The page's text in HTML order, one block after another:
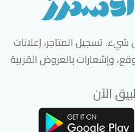
تسجيل المتاجر، إعلانات
وإشعارات بالعروض القريبة
الآن